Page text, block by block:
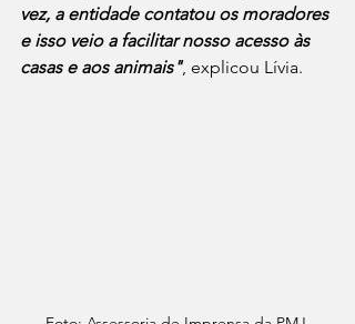
vez, a entidade contatou os moradores
e isso veio a facilitar nosso acesso às
casas e aos animais", explicou Lívia.